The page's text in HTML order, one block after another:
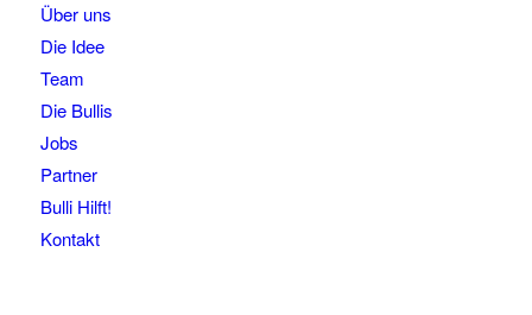
Über uns
Die Idee
Team
Die Bullis
Jobs
Partner
Bulli Hilft!
Kontakt